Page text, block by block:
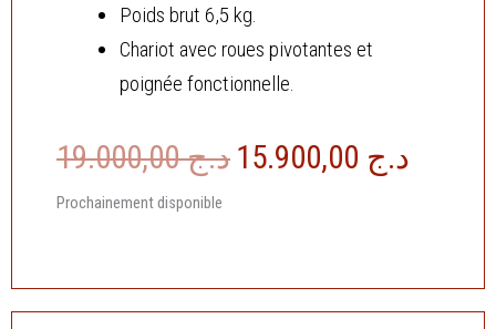
Poids brut 6,5 kg.
Chariot avec roues pivotantes et
poignée fonctionnelle.
د.ج19.000,00
Le
د.ج 19.000,00.
د.ج
Prochainement disponible